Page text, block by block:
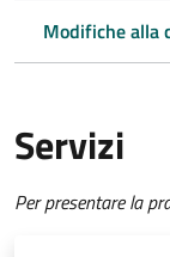
Modifiche alla
Servizi
Per presentare la